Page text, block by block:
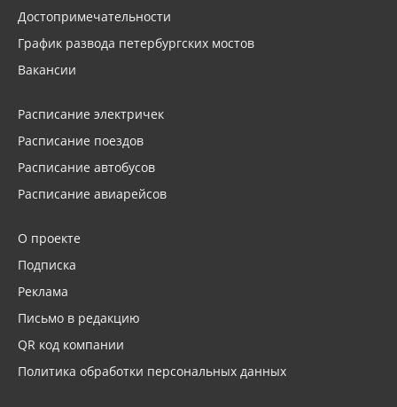
Достопримечательности
График развода петербургских мостов
Вакансии
Расписание электричек
Расписание поездов
Расписание автобусов
Расписание авиарейсов
О проекте
Подписка
Реклама
Письмо в редакцию
QR код компании
Политика обработки персональных данных